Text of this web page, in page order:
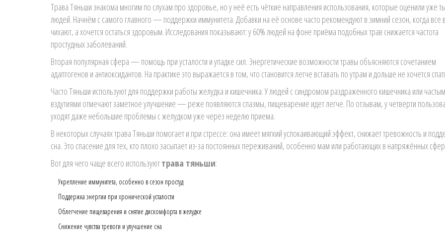
Трава Тяньши знакома многим по слухам про здоровье, но у неё есть чёткие направления использования, которые оценили уже
людей. Начнём с самого главного — поддержки иммунитета. Добавки на её основе часто рекомендуют в зимний сезон, когда все
чихают, а хочется остаться здоровым. Исследования показывают: у 60% людей на фоне приёма подобных трав снижается частота
простудных заболеваний.
Вторая популярная сфера — помощь при усталости и упадке сил. Энергетические возможности травы объясняются сочетанием
адаптогенов и антиоксидантов. На практике это выражается в том, что становится легче вставать по утрам и дольше не хочется
Часто Тяньши используют для поддержки работы желудка и кишечника. У людей с синдромом раздраженного кишечника или
вздутиями отмечают заметное улучшение — реже появляются спазмы, пищеварение идет легче. По отзывам, у четверти
уходят даже небольшие проблемы с желудком уже через неделю приема.
В некоторых случаях трава Тяньши помогает и при стрессе: она имеет мягкий успокаивающий эффект, снижает тревожность и
сна. Это спасение для тех, кто плохо засыпает из-за постоянных переживаний, особенно мам или работающих в напряжённых
Вот для чего чаще всего используюттрава тяньши:
Укрепление иммунитета, особенно в сезон простуд
Поддержка энергии при хронической усталости
Облегчение пищеварения и снятие дискомфорта в желудке
Снижение чувства тревоги и улучшение сна